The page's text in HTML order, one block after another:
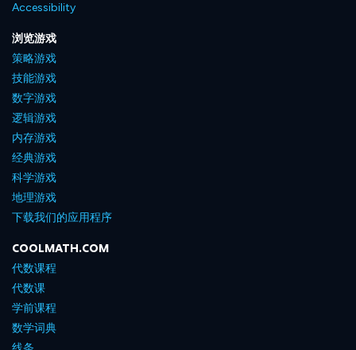
Accessibility
浏览游戏
策略游戏
技能游戏
数字游戏
逻辑游戏
内存游戏
经典游戏
科学游戏
地理游戏
下载我们的应用程序
COOLMATH.COM
代数课程
代数课
学前课程
数学词典